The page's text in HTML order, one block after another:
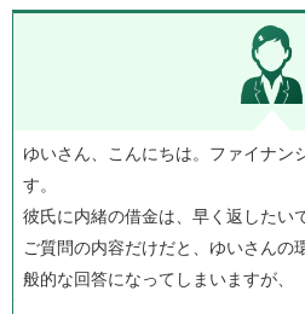
ゆいさん、こんにちは。ファイナン
す。
彼氏に内緒の借金は、早く返したい
ご質問の内容だけだと、ゆいさんの
般的な回答になってしまいますが、